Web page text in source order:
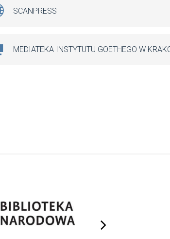
SCANPRESS
MEDIATEKA INSTYTUTU GOETHEGO W
next